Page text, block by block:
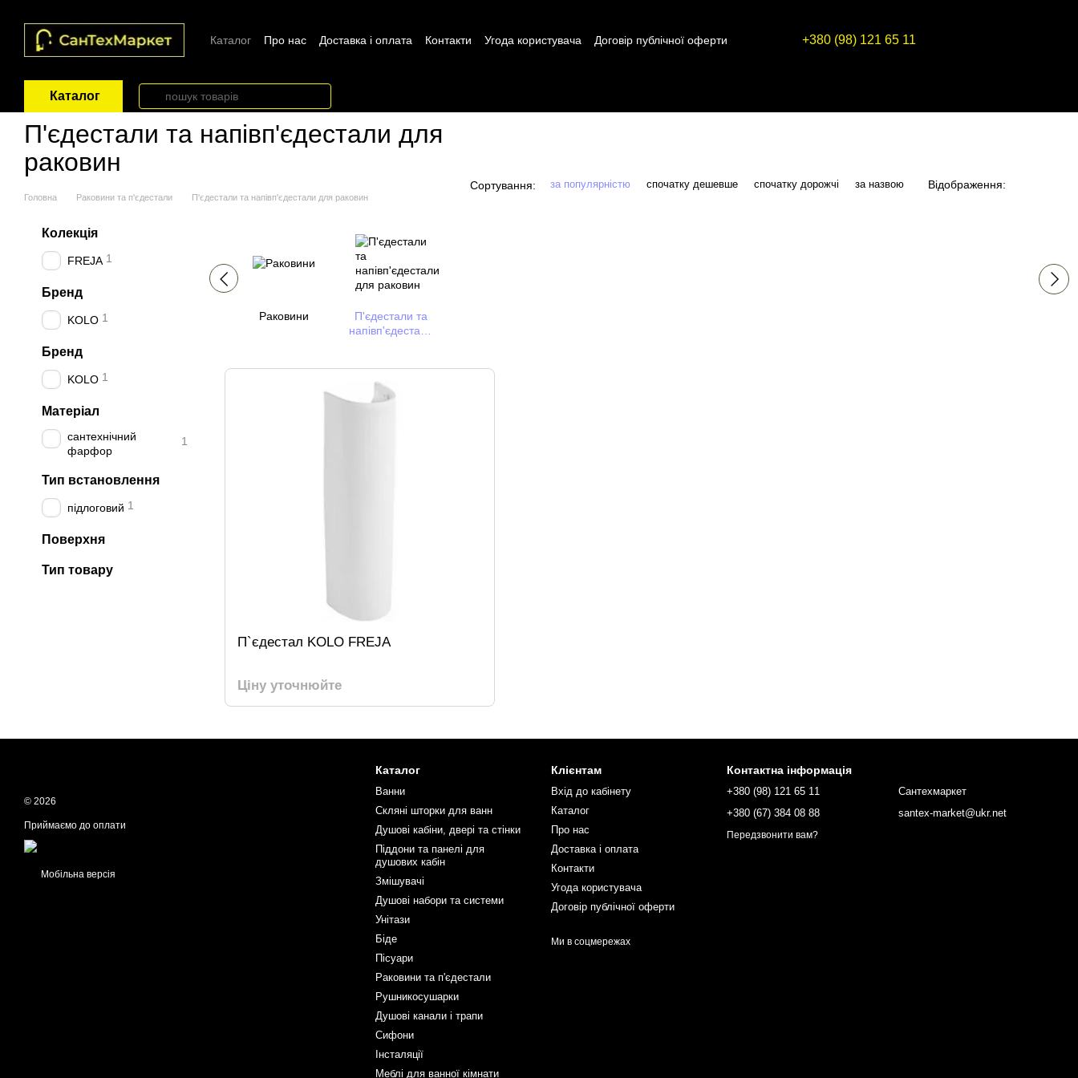
Каталог Про нас Доставка і оплата Контакти Угода користувача Договір публічної оферти +380 (98) 121 65 11
Каталог
П'єдестали та напівп'єдестали для
раковин
Головна Раковини та п'єдестали П'єдестали та напівп'єдестали для раковин
Сортування: за популярністю спочатку дешевше спочатку дорожчі за назвою Відображення:
Раковини
П'єдестали та
напівп'єдестали
П`єдестал KOLO FREJA
Ціну уточнюйте
Колекція
FREJA 1
Бренд
KOLO 1
Бренд
KOLO 1
Матеріал
сантехнічний
фарфор
1
Тип встановлення
підлоговий 1
Поверхня
Тип товару
© 2026
Приймаємо до оплати
Мобільна версія
Каталог
Ванни
Скляні шторки для ванн
Душові кабіни, двері та стінки
Піддони та панелі для
душових кабін
Змішувачі
Душові набори та системи
Унітази
Біде
Пісуари
Раковини та п'єдестали
Рушникосушарки
Душові канали і трапи
Сифони
Інсталяції
Меблі для ванної кімнати
Клієнтам
Вхід до кабінету
Каталог
Про нас
Доставка і оплата
Контакти
Угода користувача
Договір публічної оферти
Ми в соцмережах
Контактна інформація
+380 (98) 121 65 11
+380 (67) 384 08 88
Передзвонити вам?
Сантехмаркет
santex-market@ukr.net